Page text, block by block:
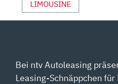
LIMOUSINE
Bei ntv Autoleasing
Leasing-Schnäppchen